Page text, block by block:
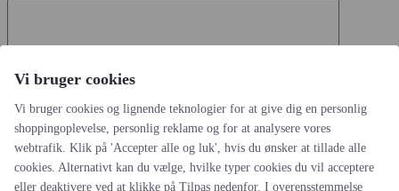
Navn*
E-mail*
Vi bruger cookies
Vi bruger cookies og lignende teknologier for at give dig en personlig
shoppingoplevelse, personlig reklame og for at analysere vores
webtrafik. Klik på 'Accepter alle og luk', hvis du ønsker at tillade alle
cookies. Alternativt kan du vælge, hvilke typer cookies du vil acceptere
eller deaktivere ved at klikke på Tilpas nedenfor. I overensstemmelse